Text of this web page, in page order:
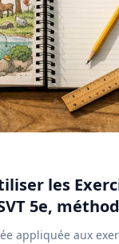
les
5e,
appliquée aux